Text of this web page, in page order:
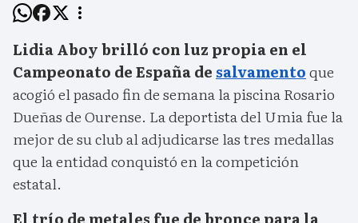
Lidia Aboy brilló con luz propia en el
Campeonato de España de salvamentoque
acogió el pasado fin de semana la piscina Rosario
Dueñas de Ourense. La deportista del Umia fue la
mejor de su club al adjudicarse las tres medallas
que la entidad conquistó en la competición
estatal.